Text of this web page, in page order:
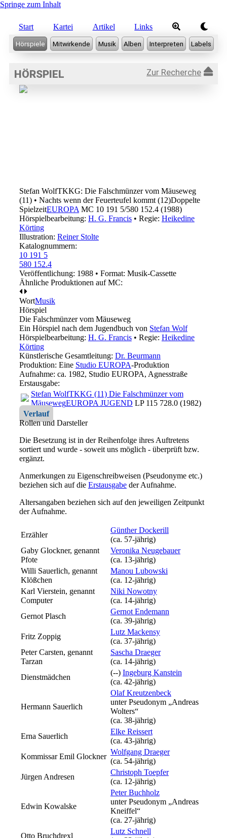
Springe zum Inhalt
Start Kartei Artikel Links
HÖRSPIEL Zur Recherche
Stefan WolfTKKG: Die Falschmünzer vom Mäuseweg
(11) • Nachts wenn der Feuerteufel kommt (12)Doppelte
SpielzeitEUROPA MC 10 191 5/580 152.4 (1988)
Hörspielbearbeitung: H. G. Francis• Regie: Heikedine
Körting
Illustration: Reiner Stolte
Katalognummern:
10 191 5
580 152.4
Veröffentlichung: 1988• Format: Musik-Cassette
Ähnliche Produktionen auf MC:
WortMusik
Hörspiel
Die Falschmünzer vom Mäuseweg
Ein Hörspiel nach dem Jugendbuch von Stefan Wolf
Hörspielbearbeitung: H. G. Francis• Regie: Heikedine
Körting
Künstlerische Gesamtleitung: Dr. Beurmann
Produktion: Eine Studio EUROPA-Produktion
Aufnahme: ca. 1982, Studio EUROPA, Agnesstraße
Erstausgabe:
Stefan WolfTKKG (11) Die Falschmünzer vom
MäusewegEUROPA JUGEND LP 115 728.0 (1982)
Verlauf
Rollen und Darsteller
Die Besetzung ist in derReihenfolge ihres Auftretens
sortiert und wurde - soweit uns möglich - überprüft bzw.
ergänzt.
Anmerkungen zu Eigenschreibweisen (Pseudonyme etc.)
beziehen sich auf die Erstausgabeder Aufnahme.
Altersangaben beziehen sich auf den jeweiligen Zeitpunkt
der Aufnahme.
Erzähler
Günther Dockerill
(ca. 57‑jährig)
Gaby Glockner, genannt
Pfote
Veronika Neugebauer
(ca. 13‑jährig)
Willi Sauerlich, genannt
Klößchen
Manou Lubowski
(ca. 12‑jährig)
Karl Vierstein, genannt
Computer
Niki Nowotny
(ca. 14‑jährig)
Gernot Plasch
Gernot Endemann
(ca. 39‑jährig)
Fritz Zoppig
Lutz Mackensy
(ca. 37‑jährig)
Peter Carsten, genannt
Tarzan
Sascha Draeger
(ca. 14‑jährig)
Dienstmädchen
(--) Ingeburg Kanstein
(ca. 42‑jährig)
Hermann Sauerlich
Olaf Kreutzenbeck
unter Pseudonym „Andreas
Wolters“
(ca. 38‑jährig)
Erna Sauerlich
Elke Reissert
(ca. 43‑jährig)
Kommissar Emil Glockner
Wolfgang Draeger
(ca. 54‑jährig)
Jürgen Andresen
Christoph Toepfer
(ca. 12‑jährig)
Edwin Kowalske
Peter Buchholz
unter Pseudonym „Andreas
Kneiffel“
(ca. 27‑jährig)
Otto Bruchdrexl
Lutz Schnell